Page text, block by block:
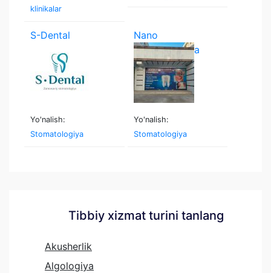
klinikalar
S-Dental
Yo'nalish:
Stomatologiya
Nano
stomatologiya
Yo'nalish:
Stomatologiya
Tibbiy xizmat turini tanlang
Akusherlik
Algologiya